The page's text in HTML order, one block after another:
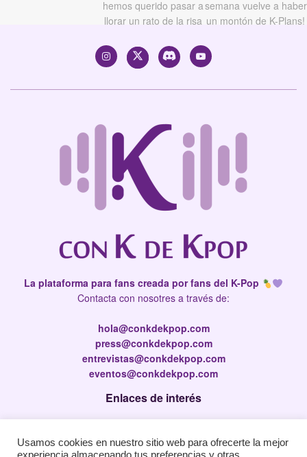
La plataforma para fans creada por fans del K-Pop
Contacta con nosotres a través de:
hola@conkdekpop.com
press@conkdekpop.com
entrevistas@conkdekpop.com
eventos@conkdekpop.com
Enlaces de interés
Política de privacidad
Usamos cookies en nuestro sitio web para ofrecerte la mejor